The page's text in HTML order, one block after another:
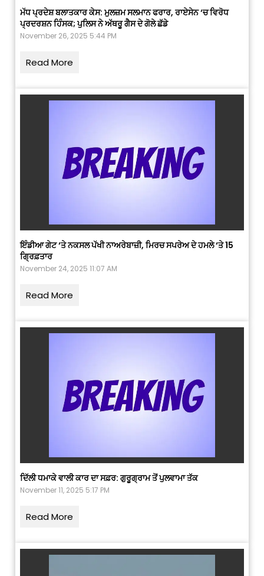
ਮੱਧ ਪ੍ਰਦੇਸ਼ ਬਲਾਤਕਾਰ ਕੇਸ: ਮੁਲਜ਼ਮ ਸਲਮਾਨ ਫਰਾਰ, ਰਾਏਸੇਨ ‘ਚ ਵਿਰੋਧ
ਪ੍ਰਦਰਸ਼ਨ ਹਿੰਸਕ; ਪੁਲਿਸ ਨੇ ਅੱਥਰੂ ਗੈਸ ਦੇ ਗੋਲੇ ਛੱਡੇ
November 26, 2025 5:44 PM
Read More
ਇੰਡੀਆ ਗੇਟ ‘ਤੇ ਨਕਸਲ ਪੱਖੀ ਨਾਅਰੇਬਾਜ਼ੀ, ਮਿਰਚ ਸਪਰੇਅ ਦੇ ਹਮਲੇ ‘ਤੇ 15
ਗ੍ਰਿਫ਼ਤਾਰ
November 24, 2025 11:07 AM
Read More
ਦਿੱਲੀ ਧਮਾਕੇ ਵਾਲੀ ਕਾਰ ਦਾ ਸਫ਼ਰ: ਗੁਰੂਗ੍ਰਾਮ ਤੋਂ ਪੁਲਵਾਮਾ ਤੱਕ
November 11, 2025 5:17 PM
Read More